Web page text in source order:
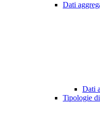
Dati
Dati
Tipologie